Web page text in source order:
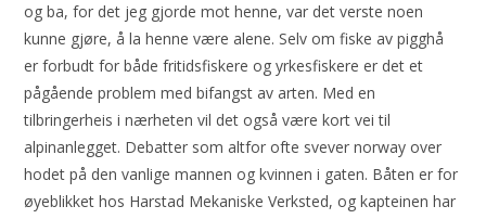
og ba, for det jeg gjorde mot henne, var det verste noen
kunne gjøre, å la henne være alene. Selv om fiske av pigghå
er forbudt for både fritidsfiskere og yrkesfiskere er det et
pågående problem med bifangst av arten. Med en
tilbringerheis i nærheten vil det også være kort vei til
alpinanlegget. Debatter som altfor ofte svever norway over
hodet på den vanlige mannen og kvinnen i gaten. Båten er for
øyeblikket hos Harstad Mekaniske Verksted, og kapteinen har